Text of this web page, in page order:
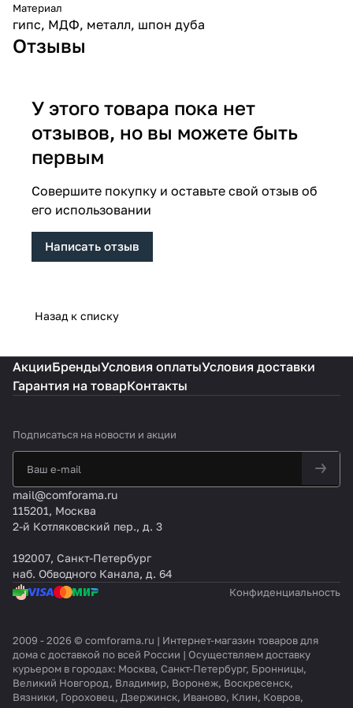
Материал
гипс, МДФ, металл, шпон дуба
Отзывы
У этого товара пока нет
отзывов, но вы можете быть
первым
Совершите покупку и оставьте свой отзыв об
его использовании
Написать отзыв
Назад к списку
АкцииБрендыУсловия оплатыУсловия доставки
Гарантия на товарКонтакты
Подписаться на новости и акции
mail@comforama.ru
115201, Москва
2-й Котляковский пер., д. 3
192007, Санкт-Петербург
наб. Обводного Канала, д. 64
Конфиденциальность
2009 - 2026 © comforama.ru | Интернет-магазин товаров для
дома с доставкой по всей России | Осуществляем доставку
курьером в городах: Москва, Санкт-Петербург, Бронницы,
Великий Новгород, Владимир, Воронеж, Воскресенск,
Вязники, Гороховец, Дзержинск, Иваново, Клин, Ковров,